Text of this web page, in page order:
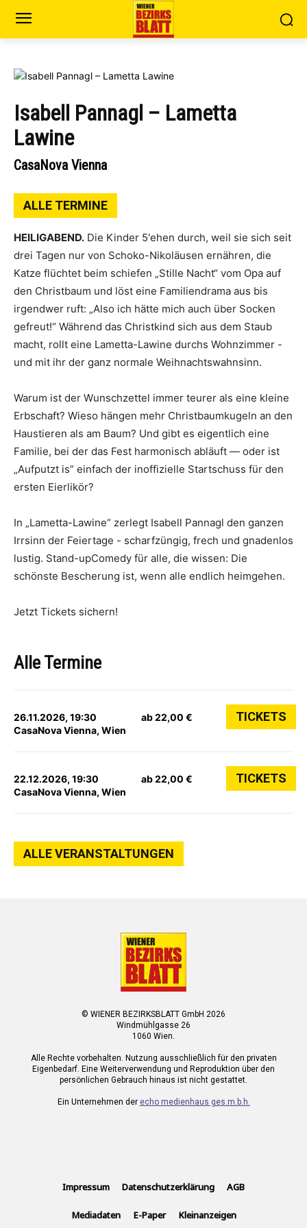
Isabell Pannagl – Lametta
Lawine
CasaNova Vienna
ALLE TERMINE
HEILIGABEND. Die Kinder 5'ehen durch, weil sie sich seit
drei Tagen nur von Schoko-Nikoläusen ernähren, die
Katze flüchtet beim schiefen „Stille Nacht“ vom Opa auf
den Christbaum und löst eine Familiendrama aus bis
irgendwer ruft: „Also ich hätte mich auch über Socken
gefreut!“ Während das Christkind sich aus dem Staub
macht, rollt eine Lametta-Lawine durchs Wohnzimmer -
und mit ihr der ganz normale Weihnachtswahnsinn.
Warum ist der Wunschzettel immer teurer als eine kleine
Erbschaft? Wieso hängen mehr Christbaumkugeln an den
Haustieren als am Baum? Und gibt es eigentlich eine
Familie, bei der das Fest harmonisch abläuft — oder ist
„Aufputzt is” einfach der inoffizielle Startschuss für den
ersten Eierlikör?
In „Lametta-Lawine“ zerlegt Isabell Pannagl den ganzen
Irrsinn der Feiertage - scharfzüngig, frech und gnadenlos
lustig. Stand-upComedy für alle, die wissen: Die
schönste Bescherung ist, wenn alle endlich heimgehen.
Jetzt Tickets sichern!
Alle Termine
26.11.2026, 19:30
CasaNova Vienna, Wien
ab 22,00 € TICKETS
22.12.2026, 19:30
CasaNova Vienna, Wien
ab 22,00 € TICKETS
ALLE VERANSTALTUNGEN
© WIENER BEZIRKSBLATT GmbH 2026
Windmühlgasse 26
1060 Wien.
Alle Rechte vorbehalten. Nutzung ausschließlich für den privaten
Eigenbedarf. Eine Weiterverwendung und Reproduktion über den
persönlichen Gebrauch hinaus ist nicht gestattet.
Ein Unternehmen der echo medienhaus ges.m.b.h.
Impressum Datenschutzerklärung AGB
Mediadaten E-Paper Kleinanzeigen